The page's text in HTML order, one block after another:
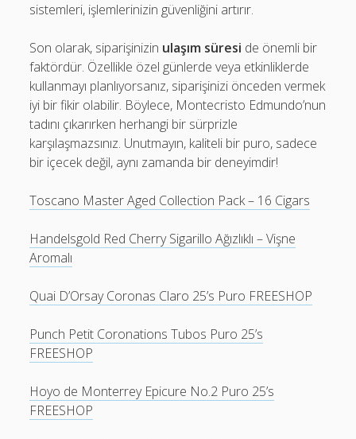
sistemleri, işlemlerinizin güvenliğini artırır.
Son olarak, siparişinizin ulaşım süresi de önemli bir
faktördür. Özellikle özel günlerde veya etkinliklerde
kullanmayı planlıyorsanız, siparişinizi önceden vermek
iyi bir fikir olabilir. Böylece, Montecristo Edmundo’nun
tadını çıkarırken herhangi bir sürprizle
karşılaşmazsınız. Unutmayın, kaliteli bir puro, sadece
bir içecek değil, aynı zamanda bir deneyimdir!
Toscano Master Aged Collection Pack – 16 Cigars
Handelsgold Red Cherry Sigarillo Ağızlıklı – Vişne
Aromalı
Quai D’Orsay Coronas Claro 25’s Puro FREESHOP
Punch Petit Coronations Tubos Puro 25’s
FREESHOP
Hoyo de Monterrey Epicure No.2 Puro 25’s
FREESHOP